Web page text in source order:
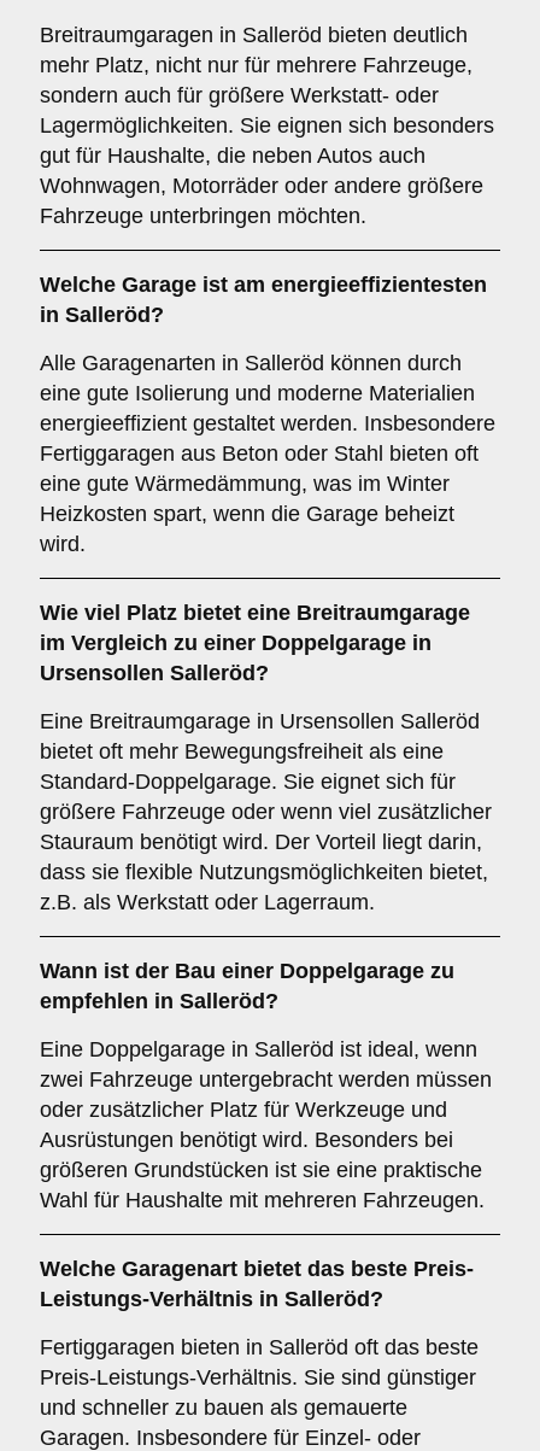
Breitraumgaragen in Salleröd bieten deutlich
mehr Platz, nicht nur für mehrere Fahrzeuge,
sondern auch für größere Werkstatt- oder
Lagermöglichkeiten. Sie eignen sich besonders
gut für Haushalte, die neben Autos auch
Wohnwagen, Motorräder oder andere größere
Fahrzeuge unterbringen möchten.
Welche Garage ist am energieeffizientesten
in Salleröd?
Alle Garagenarten in Salleröd können durch
eine gute Isolierung und moderne Materialien
energieeffizient gestaltet werden. Insbesondere
Fertiggaragen aus Beton oder Stahl bieten oft
eine gute Wärmedämmung, was im Winter
Heizkosten spart, wenn die Garage beheizt
wird.
Wie viel Platz bietet eine Breitraumgarage
im Vergleich zu einer Doppelgarage in
Ursensollen Salleröd?
Eine Breitraumgarage in Ursensollen Salleröd
bietet oft mehr Bewegungsfreiheit als eine
Standard-Doppelgarage. Sie eignet sich für
größere Fahrzeuge oder wenn viel zusätzlicher
Stauraum benötigt wird. Der Vorteil liegt darin,
dass sie flexible Nutzungsmöglichkeiten bietet,
z.B. als Werkstatt oder Lagerraum.
Wann ist der Bau einer Doppelgarage zu
empfehlen in Salleröd?
Eine Doppelgarage in Salleröd ist ideal, wenn
zwei Fahrzeuge untergebracht werden müssen
oder zusätzlicher Platz für Werkzeuge und
Ausrüstungen benötigt wird. Besonders bei
größeren Grundstücken ist sie eine praktische
Wahl für Haushalte mit mehreren Fahrzeugen.
Welche Garagenart bietet das beste Preis-
Leistungs-Verhältnis in Salleröd?
Fertiggaragen bieten in Salleröd oft das beste
Preis-Leistungs-Verhältnis. Sie sind günstiger
und schneller zu bauen als gemauerte
Garagen. Insbesondere für Einzel- oder